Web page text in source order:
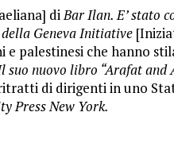
diBar Ilan. E’ stato
della Geneva Initiative
palestinesi che hanno
suo nuovo libro “Arafat and
di dirigenti in uno
Press New York.